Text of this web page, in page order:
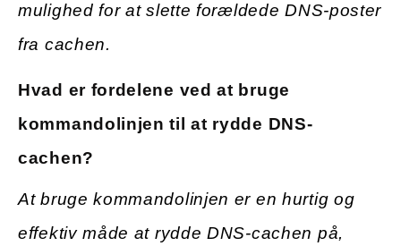
mulighed for at slette forældede DNS-poster
fra cachen.
Hvad er fordelene ved at bruge
kommandolinjen til at rydde DNS-
cachen?
At bruge kommandolinjen er en hurtig og
effektiv måde at rydde DNS-cachen på,